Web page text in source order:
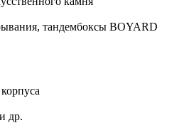
тандембоксы BOYARD
др.